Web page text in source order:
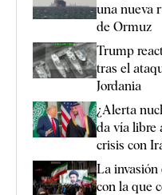
una nueva
de Ormuz
Trump
tras el
Jordania
¿Alerta
da vía libre
crisis con
La
con la que